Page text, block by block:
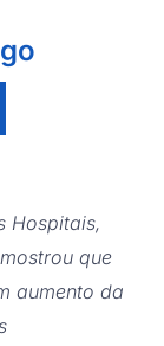
Hospitais,
que
aumento da